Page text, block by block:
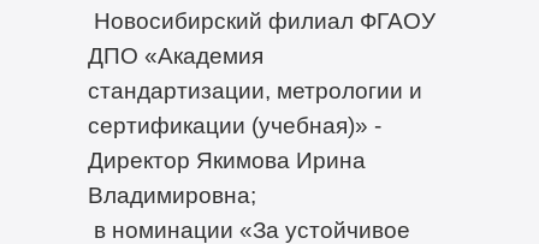
Новосибирский филиал ФГАОУ
ДПО «Академия
стандартизации, метрологии и
сертификации (учебная)» -
Директор Якимова Ирина
Владимировна;
в номинации «За устойчивое